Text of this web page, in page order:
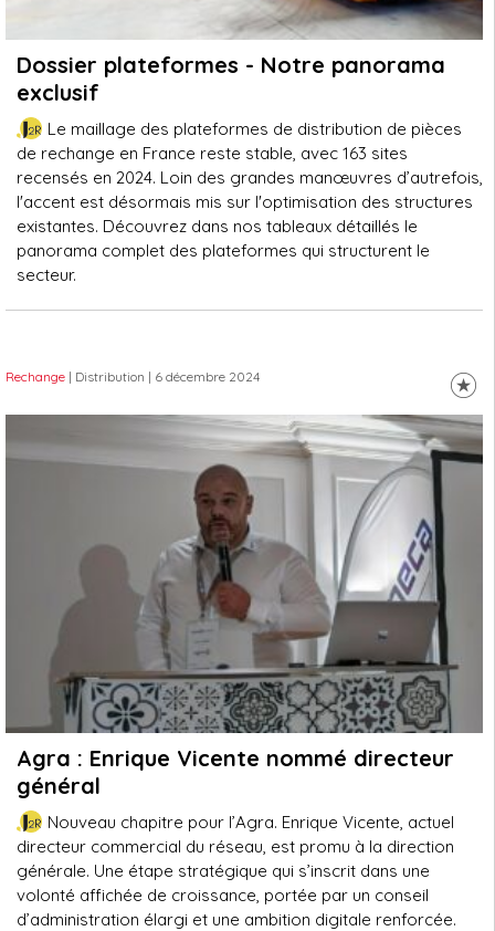
Dossier plateformes - Notre panorama
exclusif
Le maillage des plateformes de distribution de pièces
de rechange en France reste stable, avec 163 sites
recensés en 2024. Loin des grandes manœuvres d’autrefois,
l'accent est désormais mis sur l'optimisation des structures
existantes. Découvrez dans nos tableaux détaillés le
panorama complet des plateformes qui structurent le
secteur.
Rechange | Distribution | 6 décembre 2024
Agra : Enrique Vicente nommé directeur
général
Nouveau chapitre pour l’Agra. Enrique Vicente, actuel
directeur commercial du réseau, est promu à la direction
générale. Une étape stratégique qui s’inscrit dans une
volonté affichée de croissance, portée par un conseil
d’administration élargi et une ambition digitale renforcée.